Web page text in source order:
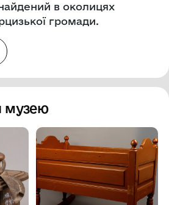
в околицях
громади.
музею